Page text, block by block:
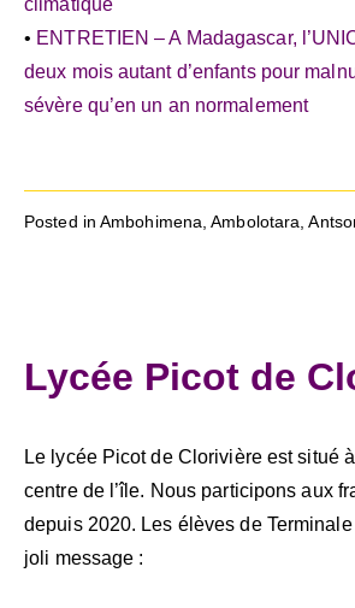
climatique
• ENTRETIEN – A Madagascar,
deux mois autant d’enfants pour
sévère qu’en un an normalement
Posted in Ambohimena ,Ambolotara ,
Lycée Picot de
Le lycée Picot de Clorivière est situé
centre de l’île. Nous participons aux
depuis 2020. Les élèves de
joli message :